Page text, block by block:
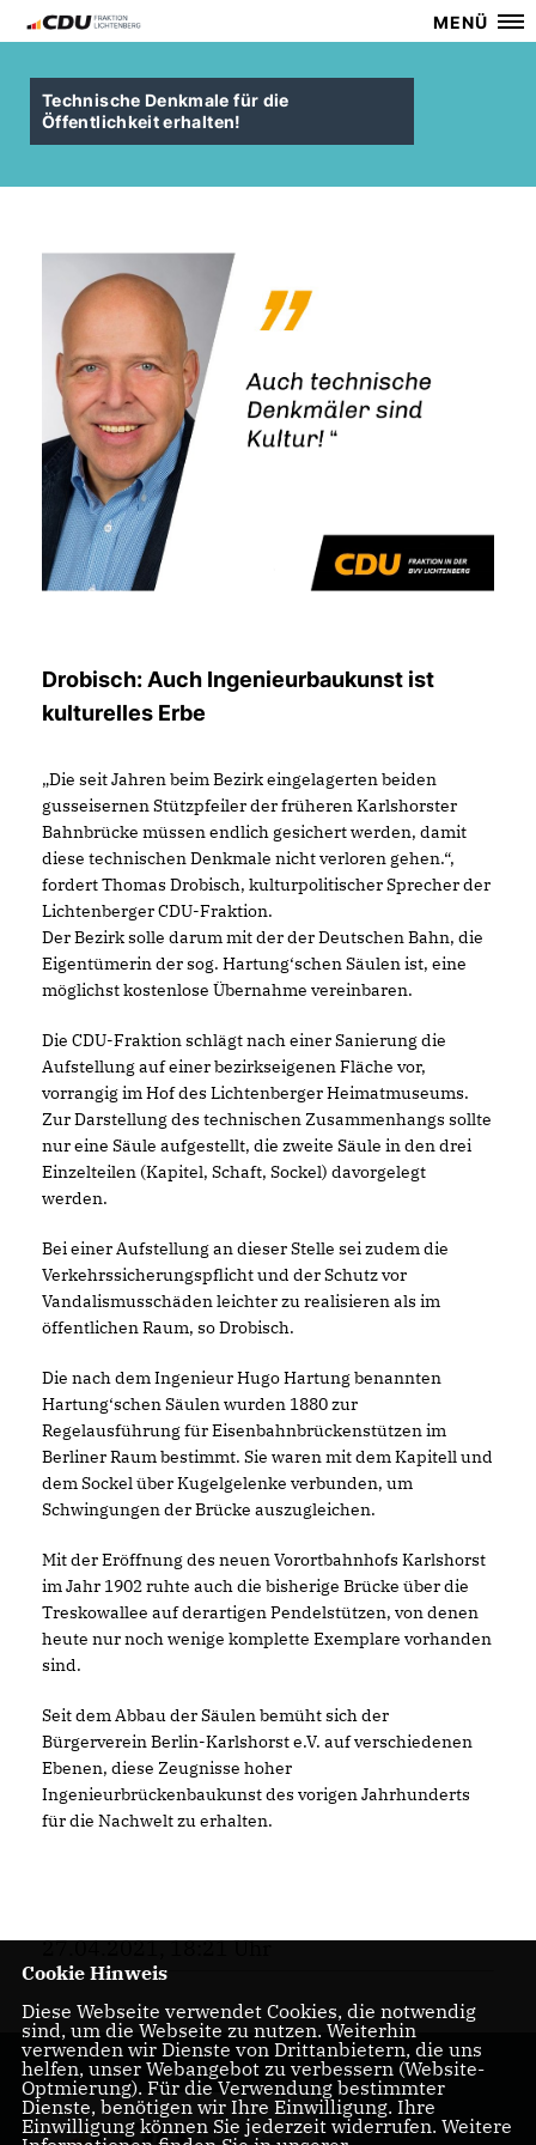
MENÜ
Technische Denkmale für die
Öffentlichkeit erhalten!
Drobisch: Auch Ingenieurbaukunst ist
kulturelles Erbe
Die seit Jahren beim Bezirk eingelagerten beiden
gusseisernen Stützpfeiler der früheren Karlshorster
Bahnbrücke müssen endlich gesichert werden, damit
diese technischen Denkmale nicht verloren gehen.“,
fordert Thomas Drobisch, kulturpolitischer Sprecher der
Lichtenberger CDU-Fraktion.
Der Bezirk solle darum mit der der Deutschen Bahn, die
Eigentümerin der sog. Hartung‘schen Säulen ist, eine
möglichst kostenlose Übernahme vereinbaren.
Die CDU-Fraktion schlägt nach einer Sanierung die
Aufstellung auf einer bezirkseigenen Fläche vor,
vorrangig im Hof des Lichtenberger Heimatmuseums.
Zur Darstellung des technischen Zusammenhangs sollte
nur eine Säule aufgestellt, die zweite Säule in den drei
Einzelteilen (Kapitel, Schaft, Sockel) davorgelegt
werden.
Bei einer Aufstellung an dieser Stelle sei zudem die
Verkehrssicherungspflicht und der Schutz vor
Vandalismusschäden leichter zu realisieren als im
öffentlichen Raum, so Drobisch.
Die nach dem Ingenieur Hugo Hartung benannten
Hartung‘schen Säulen wurden 1880 zur
Regelausführung für Eisenbahnbrückenstützen im
Berliner Raum bestimmt. Sie waren mit dem Kapitell und
dem Sockel über Kugelgelenke verbunden, um
Schwingungen der Brücke auszugleichen.
Mit der Eröffnung des neuen Vorortbahnhofs Karlshorst
im Jahr 1902 ruhte auch die bisherige Brücke über die
Treskowallee auf derartigen Pendelstützen, von denen
heute nur noch wenige komplette Exemplare vorhanden
sind.
Seit dem Abbau der Säulen bemüht sich der
Bürgerverein Berlin-Karlshorst e.V. auf verschiedenen
Ebenen, diese Zeugnisse hoher
Ingenieurbrückenbaukunst des vorigen Jahrhunderts
für die Nachwelt zu erhalten.
27.04.2021, 18:21 Uhr
Cookie Hinweis
Diese Webseite verwendet Cookies, die notwendig
sind, um die Webseite zu nutzen. Weiterhin
verwenden wir Dienste von Drittanbietern, die uns
helfen, unser Webangebot zu verbessern (Website-
Optmierung). Für die Verwendung bestimmter
Dienste, benötigen wir Ihre Einwilligung. Ihre
Einwilligung können Sie jederzeit widerrufen. Weitere